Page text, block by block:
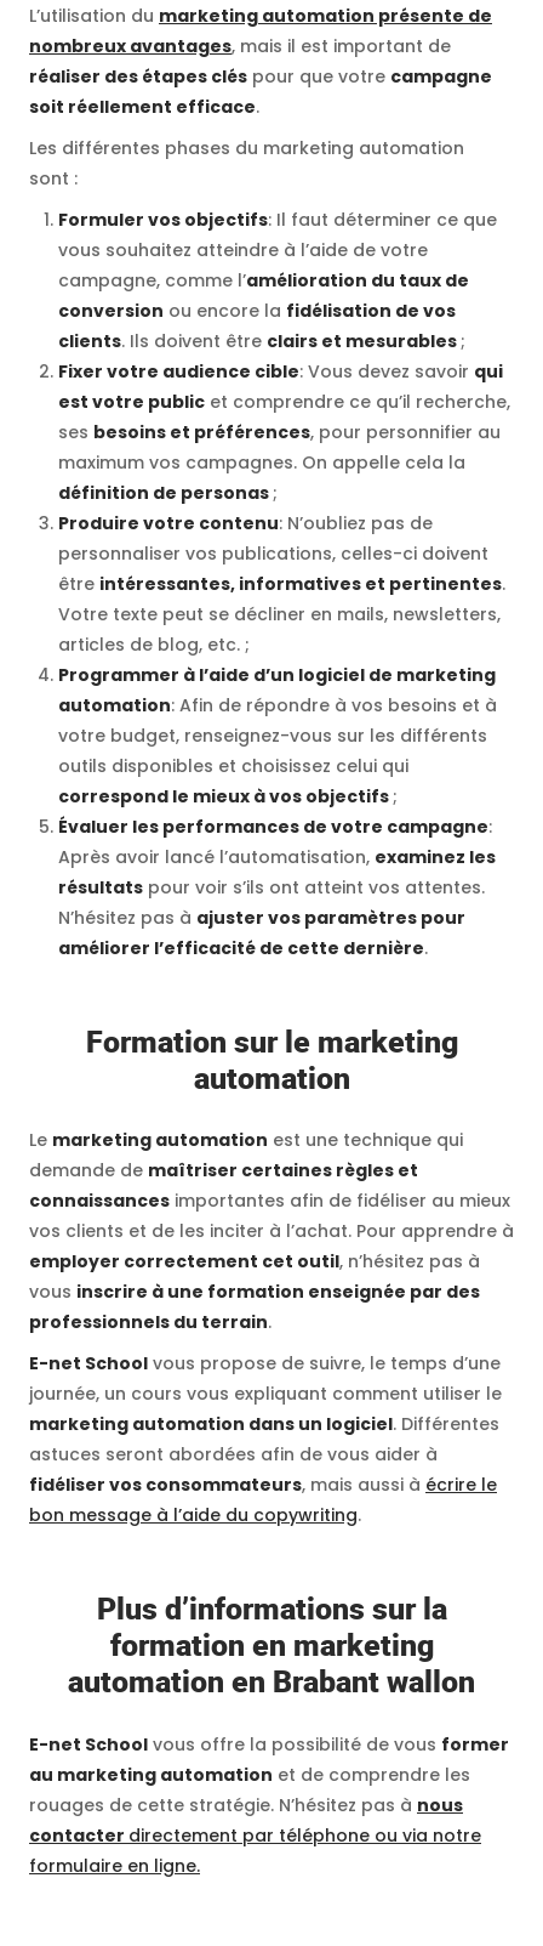
L’utilisation du marketing automation présente de
nombreux avantages, mais il est important de
réaliser des étapes clés pour que votre campagne
soit réellement efficace.
Les différentes phases du marketing automation
sont :
Formuler vos objectifs: Il faut déterminer ce que
vous souhaitez atteindre à l’aide de votre
campagne, comme l’amélioration du taux de
conversion ou encore la fidélisation de vos
clients. Ils doivent être clairs et mesurables ;
Fixer votre audience cible: Vous devez savoir qui
est votre public et comprendre ce qu’il recherche,
ses besoins et préférences, pour personnifier au
maximum vos campagnes. On appelle cela la
définition de personas ;
Produire votre contenu: N’oubliez pas de
personnaliser vos publications, celles-ci doivent
être intéressantes, informatives et pertinentes.
Votre texte peut se décliner en mails, newsletters,
articles de blog, etc. ;
Programmer à l’aide d’un logiciel de marketing
automation: Afin de répondre à vos besoins et à
votre budget, renseignez-vous sur les différents
outils disponibles et choisissez celui qui
correspond le mieux à vos objectifs ;
Évaluer les performances de votre campagne:
Après avoir lancé l’automatisation, examinez les
résultats pour voir s’ils ont atteint vos attentes.
N’hésitez pas à ajuster vos paramètres pour
améliorer l’efficacité de cette dernière.
Formation sur le marketing
automation
Le marketing automation est une technique qui
demande de maîtriser certaines règles et
connaissances importantes afin de fidéliser au mieux
vos clients et de les inciter à l’achat. Pour apprendre à
employer correctement cet outil, n’hésitez pas à
vous inscrire à une formation enseignée par des
professionnels du terrain.
E-net School vous propose de suivre, le temps d’une
journée, un cours vous expliquant comment utiliser le
marketing automation dans un logiciel. Différentes
astuces seront abordées afin de vous aider à
fidéliser vos consommateurs, mais aussi à écrire le
bon message à l’aide du copywriting.
Plus d’informations sur la
formation en marketing
automation en Brabant wallon
E-net School vous offre la possibilité de vous former
au marketing automation et de comprendre les
rouages de cette stratégie. N’hésitez pas à nous
contacter directement par téléphone ou via notre
formulaire en ligne.